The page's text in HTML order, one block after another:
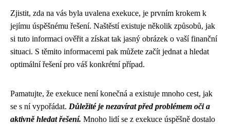
Zjistit, zda na vás byla uvalena exekuce, je prvním krokem k
jejímu úspěšnému řešení. Naštěstí existuje několik způsobů, jak
si tuto informaci ověřit a získat tak jasný obrázek o vaší finanční
situaci. S těmito informacemi pak můžete začít jednat a hledat
optimální řešení pro váš konkrétní případ.
Pamatujte, že exekuce není konečná a existuje mnoho cest, jak
se s ní vypořádat. Důležité je nezavírat před problémem oči a
aktivně hledat řešení. Mnoho lidí se z exekuce úspěšně dostalo